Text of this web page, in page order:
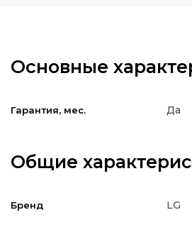
Основные
Гарантия, мес. Да
Общие
Бренд LG